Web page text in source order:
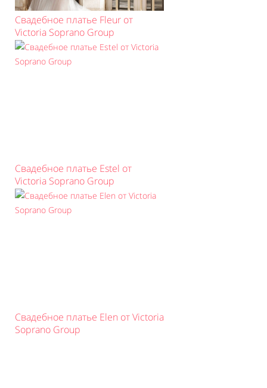
Свадебное платье Fleur от
Victoria Soprano Group
Свадебное платье Estel от
Victoria Soprano Group
Свадебное платье Elen от Victoria
Soprano Group